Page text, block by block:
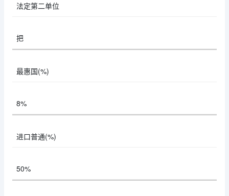
法定第二单位
把
最惠国(%)
8%
进口普通(%)
50%